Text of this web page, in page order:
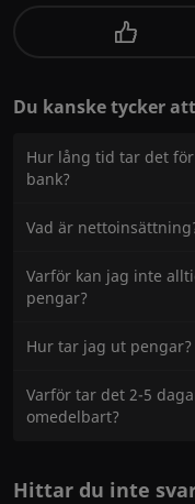
Du kanske tycker
Hur lång tid tar det
bank?
Vad är
Varför kan jag inte
pengar?
Hur tar jag ut pengar?
Varför tar det 2-5
omedelbart?
Hittar du inte